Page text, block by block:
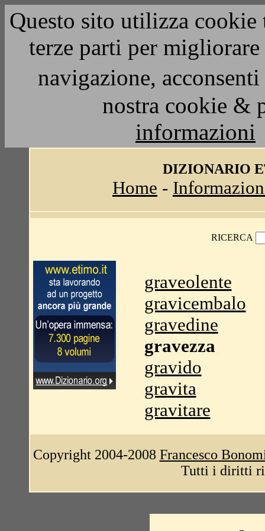
Questo sito utilizza
terze parti per
navigazione,
nostra cookie &
informazioni
DIZIONARIO
Home -
RICERCA
graveolente
gravicembalo
gravedine
gravezza
gravido
gravita
gravitare
Copyright 2004-2008 Francesco
Tutti i diritti